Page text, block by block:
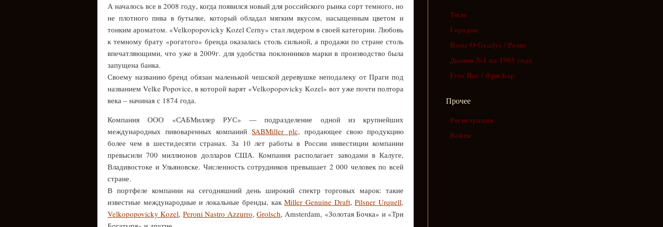
А началось все в 2008 году, когда появился новый для российского рынка сорт темного, но
не плотного пива в бутылке, который обладал мягким вкусом, насыщенным цветом и
тонким ароматом. «Velkopopovicky Kozel Cerny» стал лидером в своей категории. Любовь
к темному брату «рогатого» бренда оказалась столь сильной, а продажи по стране столь
впечатляющими, что уже в 2009г. для удобства поклонников марки в производство была
запущена банка.
Своему названию бренд обязан маленькой чешской деревушке неподалеку от Праги под
названием Velke Popovice, в которой варят «Velkopopovicky Kozel» вот уже почти полтора
века – начиная с 1874 года.
Компания ООО «САБМиллер РУС» — подразделение одной из крупнейших
международных пивоваренных компанийSABMiller plc, продающее свою продукцию
более чем в шестидесяти странах. За 10 лет работы в России инвестиции компании
превысили 700 миллионов долларов США. Компания располагает заводами в Калуге,
Владивостоке и Ульяновске. Численность сотрудников превышает 2 000 человек по всей
стране.
В портфеле компании на сегодняшний день широкий спектр торговых марок: такие
известные международные и локальные бренды, какMiller Genuine Draft,Pilsner Urquell,
Velkopopovicky Kozel, Peroni Nastro Azzurro,Grolsch, Amsterdam, «Золотая Бочка» и «Три
Тиль
Городок
Rosie O Gradys / Розис
Дымов №1 на 1905 года
Free Bar / Фри Бар
Прочее
Регистрация
Войти